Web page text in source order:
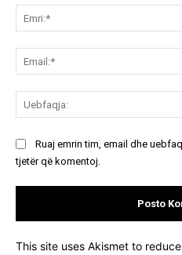
Ruaj emrin tim, email dhe
tjetër që komentoj.
This site uses Akismet to